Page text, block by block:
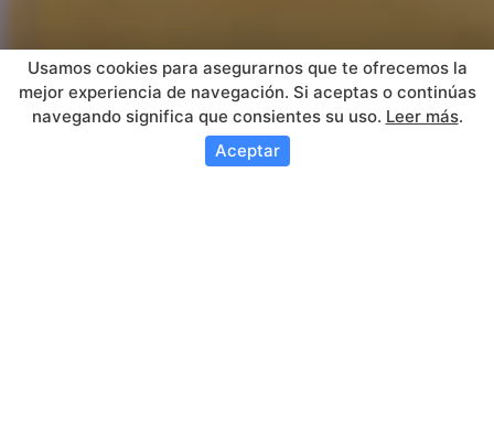
Usamos cookies para asegurarnos que te ofrecemos la
mejor experiencia de navegación. Si aceptas o continúas
navegando significa que consientes su uso. Leer más.
Aceptar